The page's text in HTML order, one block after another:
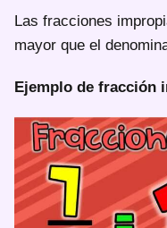
Las fracciones
mayor que el
Ejemplo de fracción